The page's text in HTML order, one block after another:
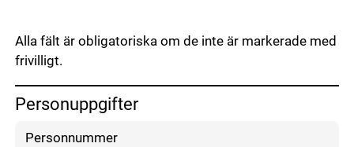
Alla fält är obligatoriska om de inte är markerade med
frivilligt.
Personuppgifter
Fyll i dina personuppgifter
Personnummer